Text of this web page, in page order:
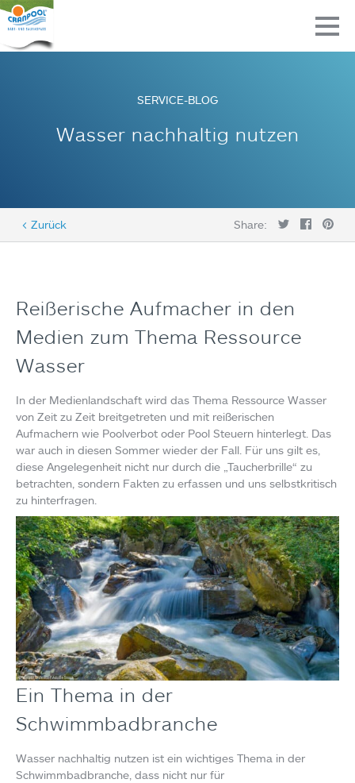
SERVICE-BLOG
Wasser nachhaltig nutzen
< Zurück Share:
Reißerische Aufmacher in den
Medien zum Thema Ressource
Wasser
In der Medienlandschaft wird das Thema Ressource Wasser
von Zeit zu Zeit breitgetreten und mit reißerischen
Aufmachern wie Poolverbot oder Pool Steuern hinterlegt. Das
war auch in diesen Sommer wieder der Fall. Für uns gilt es,
diese Angelegenheit nicht nur durch die „Taucherbrille“ zu
betrachten, sondern Fakten zu erfassen und uns selbstkritisch
zu hinterfragen.
Ein Thema in der
Schwimmbadbranche
Wasser nachhaltig nutzen ist ein wichtiges Thema in der
Schwimmbadbranche, dass nicht nur für